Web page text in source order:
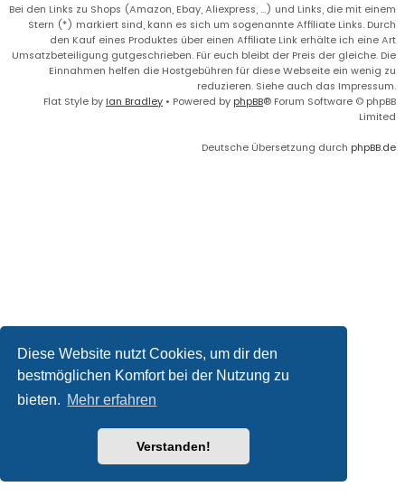
Diese Website nutzt Cookies, um dir den
bestmöglichen Komfort bei der Nutzung zu
bieten. Mehr erfahren
Verstanden!
Bei den Links zu Shops (Amazon, Ebay, Aliexpress, ...) und Links, die mit einem
Stern (*) markiert sind, kann es sich um sogenannte Affiliate Links. Durch
den Kauf eines Produktes über einen Affiliate Link erhälte ich eine Art
Umsatzbeteiligung gutgeschrieben. Für euch bleibt der Preis der gleiche. Die
Einnahmen helfen die Hostgebühren für diese Webseite ein wenig zu
reduzieren. Siehe auch das Impressum.
Flat Style by Ian Bradley • Powered by phpBB® Forum Software © phpBB
Limited
Deutsche Übersetzung durch phpBB.de